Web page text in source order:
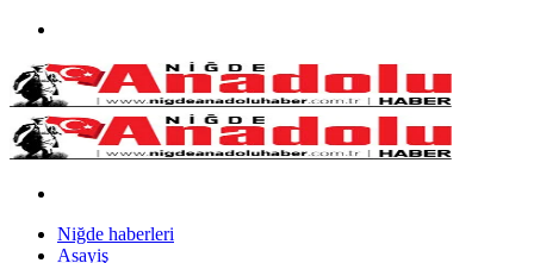
Niğde haberleri
Asayiş